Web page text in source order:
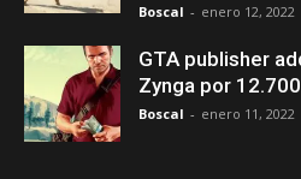
Boscal - enero 12, 2022
GTA publisher
Zynga por
Boscal - enero 11, 2022